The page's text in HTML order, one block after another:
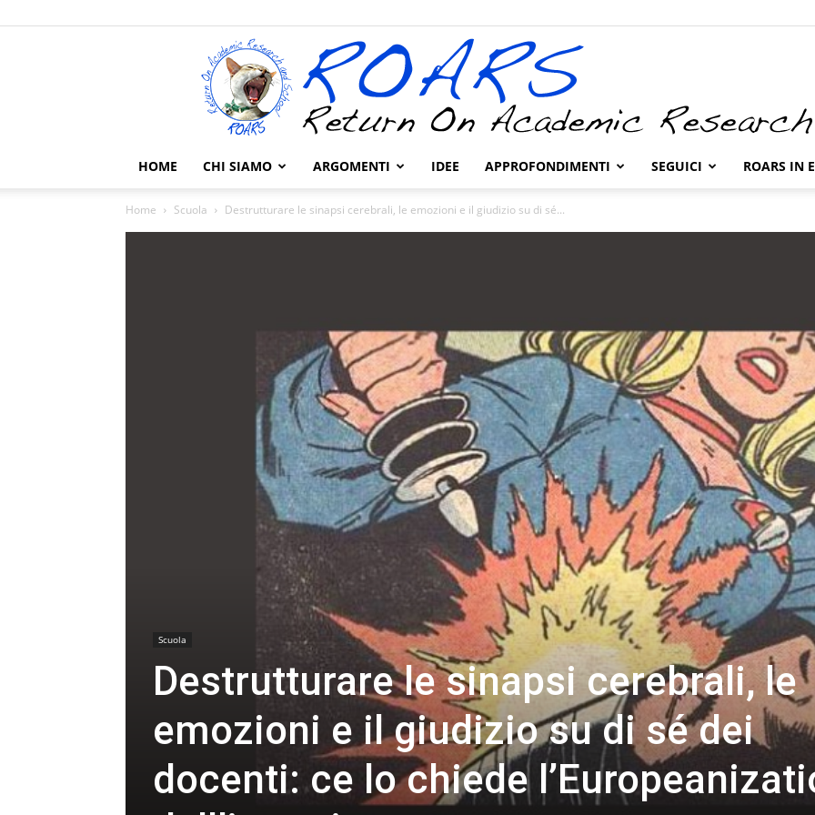
HOME CHI SIAMO ARGOMENTI IDEE APPROFONDIMENTI SEGUICI ROARS IN
Home Scuola Destrutturare le sinapsi cerebrali, le emozioni e il giudizio su di sé...
Scuola
Destrutturare le sinapsi cerebrali, le
emozioni e il giudizio su di sé dei
docenti: ce lo chiede